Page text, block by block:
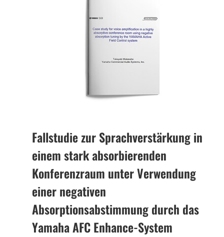
Fallstudie zur Sprachverstärkung in
einem stark absorbierenden
Konferenzraum unter Verwendung
einer negativen
Absorptionsabstimmung durch das
Yamaha AFC Enhance-System